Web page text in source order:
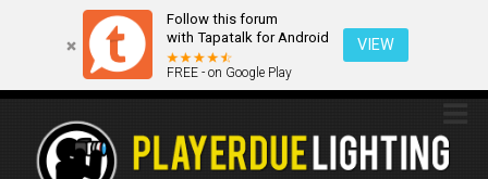
Follow this forum
with Tapatalk for Android
FREE - on Google Play
VIEW
Questo sito utilizza i cookies. Continuando a navigare tra queste
pagine acconsenti implicitamente all'uso dei cookies.
Ok Scopri di più